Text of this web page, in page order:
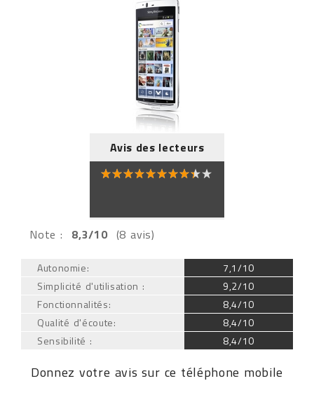
Avis des lecteurs
Note : 8,3/10 (8 avis)
Autonomie:
Simplicité d'utilisation :
Fonctionnalités:
Qualité d'écoute:
Sensibilité :
7,1/10
9,2/10
8,4/10
8,4/10
8,4/10
Donnez votre avis sur ce téléphone mobile